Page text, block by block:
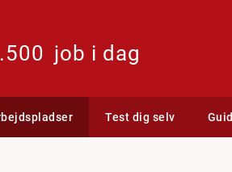
job i dag
Test dig selv